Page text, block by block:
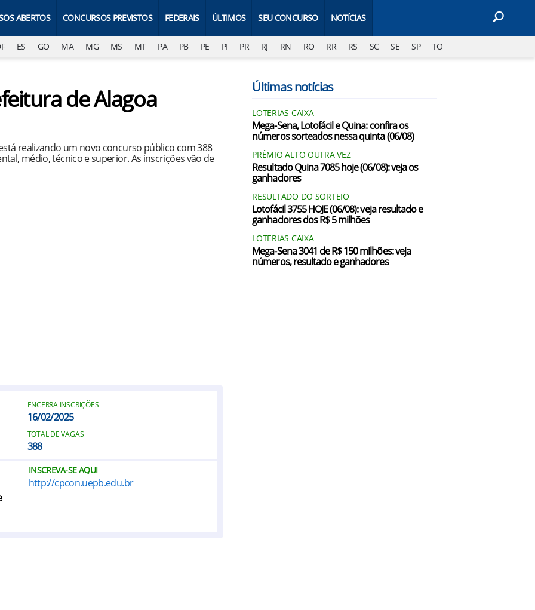
ABERTOS CONCURSOS PREVISTOS FEDERAIS ÚLTIMOS SEU CONCURSO NOTÍCIAS
ES GO MA MG MS MT PA PB PE PI PR RJ RN RO RR RS SC SE SP TO
de Alagoa
realizando um novo concurso público com 388
médio, técnico e superior. As inscrições vão de
ENCERRA INSCRIÇÕES
16/02/2025
TOTAL DE VAGAS
388
INSCREVA-SE AQUI
http://cpcon.uepb.edu.br
Últimas notícias
LOTERIAS CAIXA
Mega-Sena, Lotofácil e Quina: confira os
números sorteados nessa quinta (06/08)
PRÊMIO ALTO OUTRA VEZ
Resultado Quina 7085 hoje (06/08): veja os
ganhadores
RESULTADO DO SORTEIO
Lotofácil 3755 HOJE (06/08): veja resultado e
ganhadores dos R$ 5 milhões
LOTERIAS CAIXA
Mega-Sena 3041 de R$ 150 milhões: veja
números, resultado e ganhadores